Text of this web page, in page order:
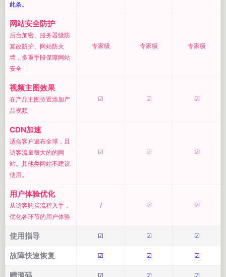
此条。
网站安全防护
后台加密、服务器级防
篡改防护、网站防火
墙，多重手段保障网站
安全
专家级 专家级 专家级
视频主图效果
在产品主图位置添加产
品视频
☑ ☑ ☑
CDN加速
适合客户遍布全球，且
访客流量很大的的网
站。其他类网站不建议
使用。
☑ ☑ ☑
用户体验优化
从访客购买流程入手，
优化各环节的用户体验
/ ☑ ☑
使用指导 ☑ ☑ ☑
故障快速恢复 ☑ ☑ ☑
☑ ☑ ☑